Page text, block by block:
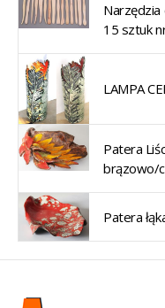
Narzędzia
15 sztuk
LAMPA
Patera
brązowo/
Patera